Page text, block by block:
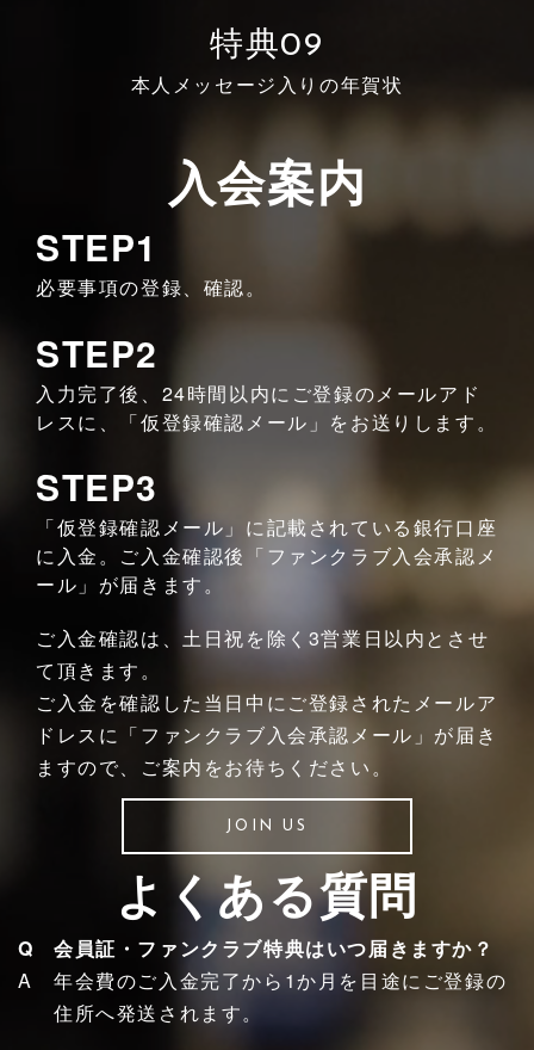
特典09
本人メッセージ入りの年賀状
入会案内
STEP1
必要事項の登録、確認。
STEP2
入力完了後、24時間以内にご登録のメールアド
レスに、「仮登録確認メール」をお送りします。
STEP3
「仮登録確認メール」に記載されている銀行口座
に入金。ご入金確認後「ファンクラブ入会承認メ
ール」が届きます。
ご入金確認は、土日祝を除く3営業日以内とさせ
て頂きます。
ご入金を確認した当日中にご登録されたメールア
ドレスに「ファンクラブ入会承認メール」が届き
ますので、ご案内をお待ちください。
JOIN US
よくある質問
会員証・ファンクラブ特典はいつ届きますか？
年会費のご入金完了から1か月を目途にご登録の
住所へ発送されます。